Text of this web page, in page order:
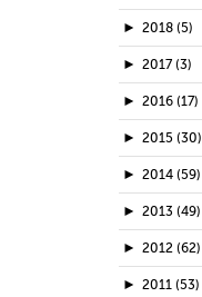
► 2018 (5)
► 2017 (3)
► 2016 (17)
► 2015 (30)
► 2014 (59)
► 2013 (49)
► 2012 (62)
► 2011 (53)